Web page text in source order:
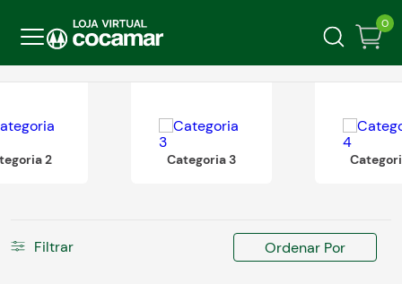
0
2 Categoria 3
Filtrar Ordenar Por